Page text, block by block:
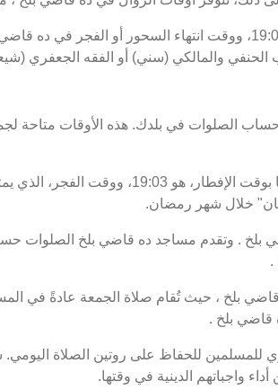
الحنفي والمالكي (سني) أو الفقه الجعفري
الصلوات في بلدك. هذه الأوقات متاحة
خلال شهر رمضان.
. وتقدم مساجد ده قاضي بلخ الصلوات
.
بلخ ، حيث تُقام صلاة الجمعة عادةً في
قاضي بلخ .
للمسلمين للحفاظ على روتين الصلاة
واجباتهم الدينية في وقتها.